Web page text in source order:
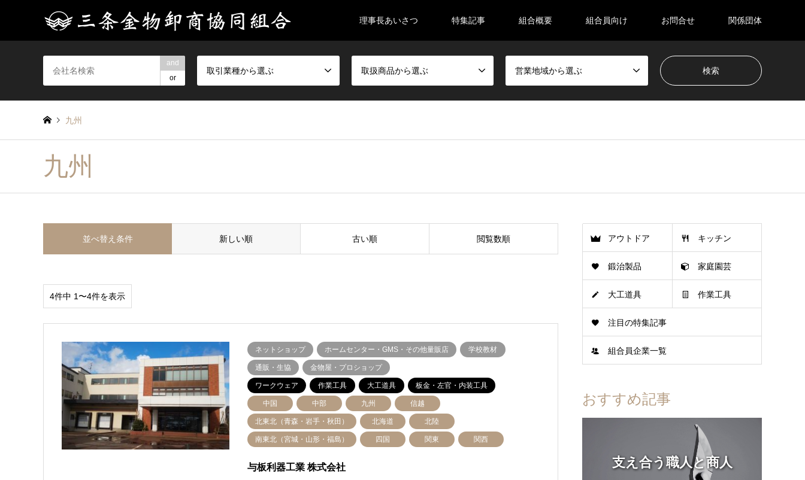
理事長あいさつ 特集記事 組合概要 組合員向け お問合せ 関係団体
and
or
取引業種から選ぶ 取扱商品から選ぶ 営業地域から選ぶ
九州
九州
並べ替え条件 新しい順 古い順 閲覧数順
4件中 1〜4件を表示
ネットショップ ホームセンター・GMS・その他量販店 学校教材
通販・生協 金物屋・プロショップ
ワークウェア 作業工具 大工道具 板金・左官・内装工具
中国 中部 九州 信越
北東北（青森・岩手・秋田） 北海道 北陸
南東北（宮城・山形・福島） 四国 関東 関西
与板利器工業 株式会社
アウトドア キッチン
鍛治製品 家庭園芸
大工道具 作業工具
注目の特集記事
組合員企業一覧
おすすめ記事
支え合う職人と商人